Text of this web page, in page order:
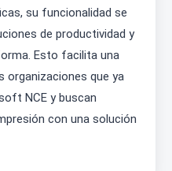
su funcionalidad se
de productividad y
Esto facilita una
organizaciones que ya
NCE y buscan
con una solución